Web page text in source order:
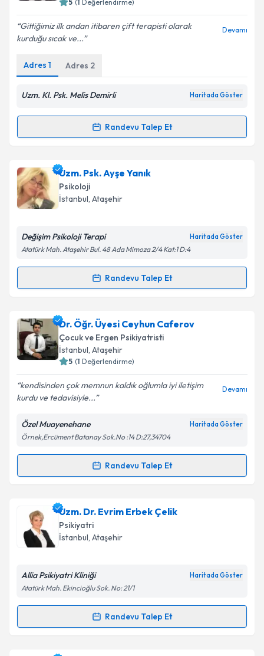
Metni 'ni okudum ve kişisel verilerimin belirtilen
Takvim Talebini Gönder
5 (1 Değerlendirme)
Gittiğimiz ilk andan itibaren çift terapisti olarak
kurduğu sıcak ve...
Devamı
Adres 1 Adres 2
Uzm. Kl. Psk. Melis Demirli Haritada Göster
Randevu Talep Et
Randevu Takvimi Talebi
Klinik Psikolog Melis Demirli
talebi oluşturun. Size bu uzmandan randevu almanız
için bir takvim hazırlandığında e-posta ile
bilgilendireceğiz.
Kişisel verilerimin işlenmesine ilişkinAydınlatma
kapsamda işlenmesini kabul ediyorum.
Takvim Talebini Gönder
Uzm. Psk. Ayşe Yanık
Psikoloji
İstanbul, Ataşehir
Değişim Psikoloji Terapi Haritada Göster
Atatürk Mah. Ataşehir Bul. 48 Ada Mimoza 2/4 Kat:1 D:4
Randevu Talep Et
Randevu Takvimi Talebi
Uzm. Psk. Ayşe Yanıkiçin randevu takvimi talebi
oluşturun. Size bu uzmandan randevu almanız için bir
takvim hazırlandığında e-posta ile bilgilendireceğiz.
Kişisel verilerimin işlenmesine ilişkin
Aydınlatma
Metni'ni okudum ve kişisel verilerimin belirtilen
kapsamda işlenmesini kabul ediyorum.
Dr. Öğr. Üyesi Ceyhun Caferov
Çocuk ve Ergen Psikiyatristi
İstanbul, Ataşehir
5 (1 Değerlendirme)
kendisinden çok memnun kaldık oğlumla iyi iletişim
kurdu ve tedavisiyle...
Devamı
Özel Muayenehane Haritada Göster
Örnek,Ercüment Batanay Sok.No :14 D:27,34704
Randevu Talep Et
Randevu Takvimi Talebi
Dr. Öğr. Üyesi Ceyhun Caferoviçin randevu takvimi
talebi oluşturun. Size bu uzmandan randevu almanız
için bir takvim hazırlandığında e-posta ile
bilgilendireceğiz.
Kişisel verilerimin işlenmesine ilişkinAydınlatma
kapsamda işlenmesini kabul ediyorum.
Uzm. Dr. Evrim Erbek Çelik
Psikiyatri
İstanbul, Ataşehir
Allia Psikiyatri Kliniği Haritada Göster
Atatürk Mah. Ekincioğlu Sok. No: 21/1
Randevu Talep Et
Randevu Takvimi Talebi